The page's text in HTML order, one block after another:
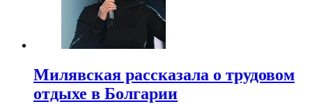
Милявская рассказала о трудовом
отдыхе в Болгарии